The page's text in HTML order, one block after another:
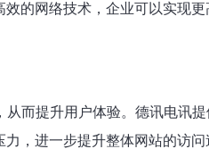
的网络技术，企业可以实现
而提升用户体验。德讯电讯
，进一步提升整体网站的访问